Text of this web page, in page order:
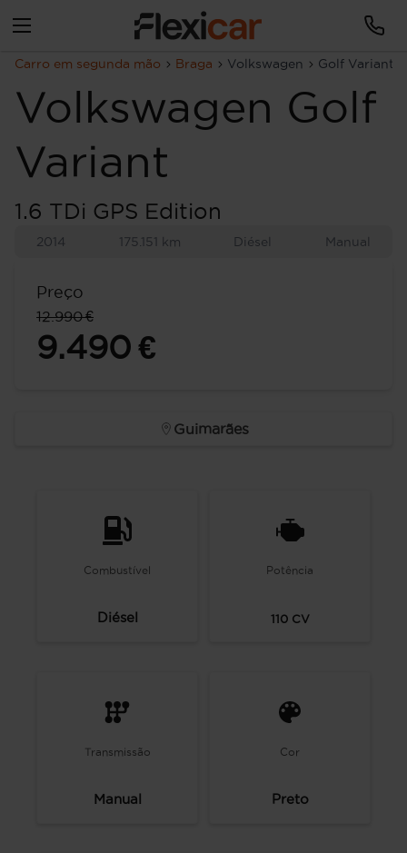
Carro em segunda mão Braga Volkswagen Golf Variant
Volkswagen Golf
Variant
1.6 TDi GPS Edition
2014 175.151 km Diésel Manual
Preço
12.990 €
9.490 €
Guimarães
Combustível
Diésel
Potência
110CV
Transmissão
Manual
Cor
Preto